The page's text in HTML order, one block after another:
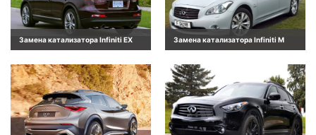
Замена катализатора Infiniti EX Замена катализатора Infiniti M